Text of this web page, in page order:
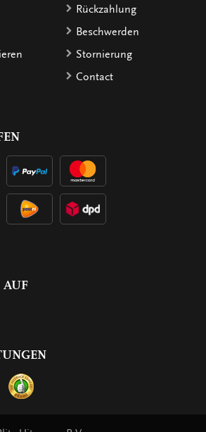
Rückzahlung
Beschwerden
Stornierung
Contact
AUF
FACEBOOK
UNS AUF INSTAGRAM